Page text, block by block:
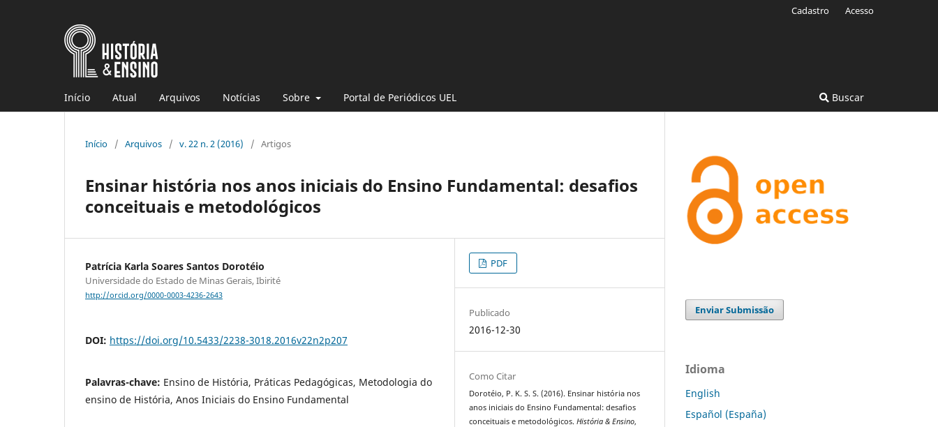
Início Atual Arquivos Notícias Sobre Portal de Periódicos UEL Buscar
Cadastro Acesso
Início / Arquivos / v. 22 n. 2 (2016) / Artigos
Ensinar história nos anos iniciais do Ensino Fundamental: desafios
conceituais e metodológicos
Patrícia Karla Soares Santos Dorotéio
Universidade do Estado de Minas Gerais, Ibirité
http://orcid.org/0000-0003-4236-2643
DOI: https://doi.org/10.5433/2238-3018.2016v22n2p207
Palavras-chave: Ensino de História, Práticas Pedagógicas, Metodologia do
ensino de História, Anos Iniciais do Ensino Fundamental
PDF
Publicado
2016-12-30
Como Citar
Dorotéio, P. K. S. S. (2016). Ensinar história nos
anos iniciais do Ensino Fundamental: desafios
conceituais e metodológicos.História & Ensino,
Enviar Submissão
Idioma
English
Español (España)